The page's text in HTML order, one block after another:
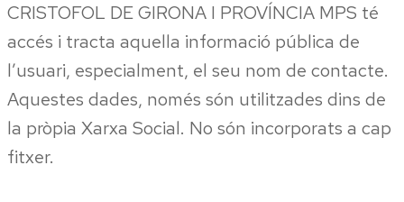
CRISTOFOL DE GIRONA I PROVÍNCIA MPS té
accés i tracta aquella informació pública de
l’usuari, especialment, el seu nom de contacte.
Aquestes dades, només són utilitzades dins de
la pròpia Xarxa Social. No són incorporats a cap
fitxer.